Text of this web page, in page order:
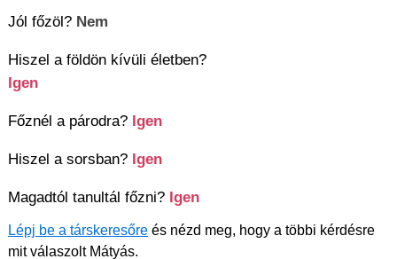
Jól főzöl? Nem
Hiszel a földön kívüli életben?
Igen
Főznél a párodra? Igen
Hiszel a sorsban? Igen
Magadtól tanultál főzni? Igen
Lépj be a társkeresőre és nézd meg, hogy a többi kérdésre
mit válaszolt Mátyás.